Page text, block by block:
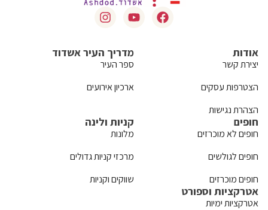
אודות
יצירת קשר
הצטרפות עסקים
הצהרת נגישות
מדריך העיר אשדוד
ספר העיר
ארכיון אירועים
חופים
חופים לא מוכרזים
חופים לגולשים
חופים מוכרזים
קניות ולינה
מלונות
מרכזי קניות גדולים
שווקים וקניות
אטרקציות וספורט
אטרקציות ימיות